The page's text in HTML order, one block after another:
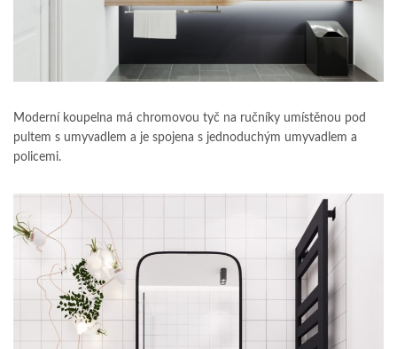
Moderní koupelna má chromovou tyč na ručníky umístěnou pod
pultem s umyvadlem a je spojena s jednoduchým umyvadlem a
policemi.